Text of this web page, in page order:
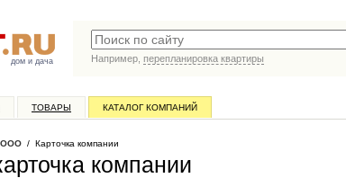
дом и дача
Например, перепланировка квартиры
ТОВАРЫ КАТАЛОГ КОМПАНИЙ
ООО / Карточка компании
компании